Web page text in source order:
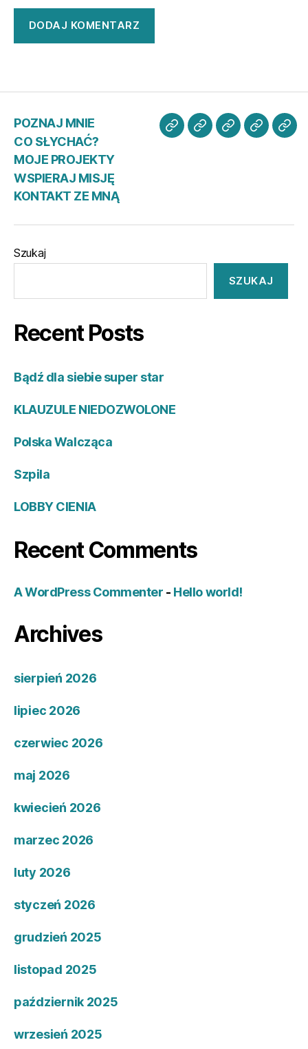
POZNAJ MNIE
CO SŁYCHAĆ?
MOJE PROJEKTY
WSPIERAJ MISJĘ
KONTAKT ZE MNĄ
POZNAJ
CO
MOJE
Szukaj
SZUKAJ
Recent Posts
Bądź dla siebie super star
KLAUZULE NIEDOZWOLONE
Polska Walcząca
Szpila
LOBBY CIENIA
Recent Comments
A WordPress Commenter - Hello world!
Archives
sierpień 2026
lipiec 2026
czerwiec 2026
maj 2026
kwiecień 2026
marzec 2026
luty 2026
styczeń 2026
grudzień 2025
listopad 2025
październik 2025
wrzesień 2025